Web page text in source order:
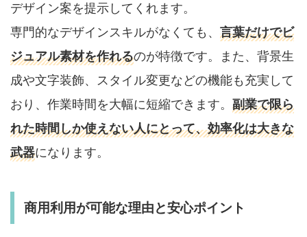
デザイン案を提示してくれます。
専門的なデザインスキルがなくても、 言葉だけでビ
ジュアル素材を作れるのが特徴です。また、背景生
成や文字装飾、スタイル変更などの機能も充実して
おり、作業時間を大幅に短縮できます。 副業で限ら
れた時間しか使えない人にとって、効率化は大きな
武器になります。
商用利用が可能な理由と安心ポイント